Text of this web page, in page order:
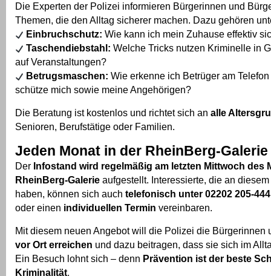
Die Experten der Polizei informieren Bürgerinnen und
Themen, die den Alltag sicherer machen. Dazu gehören
Einbruchschutz: Wie kann ich mein Zuhause effektiv
Taschendiebstahl: Welche Tricks nutzen Kriminelle in
auf Veranstaltungen?
Betrugsmaschen: Wie erkenne ich Betrüger am
schütze mich sowie meine Angehörigen?
Die Beratung ist kostenlos und richtet sich an alle
Senioren, Berufstätige oder Familien.
Jeden Monat in der RheinBerg-Galerie
Der Infostand wird regelmäßig am letzten Mittwoch des
RheinBerg-Galerie aufgestellt. Interessierte, die an
haben, können sich auch telefonisch unter 02202 205-444
oder einen individuellen Termin vereinbaren.
Mit diesem neuen Angebot will die Polizei die Bürgerinnen
vor Ort erreichen und dazu beitragen, dass sie sich im
Ein Besuch lohnt sich – denn Prävention ist der beste
Kriminalität.